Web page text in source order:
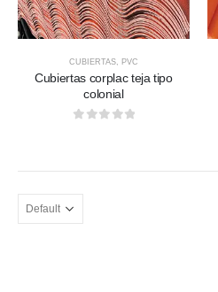
CUBIERTAS PVC
Cubiertas corplac teja tipo
colonial